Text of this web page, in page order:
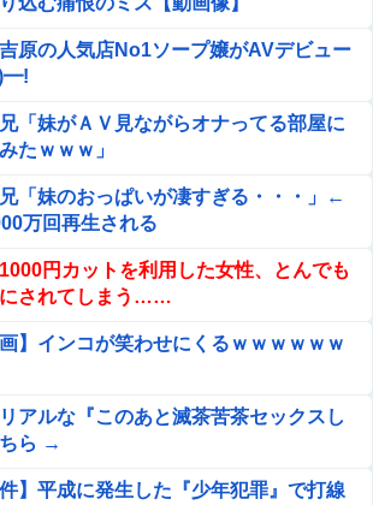
吉原の人気店No1ソープ嬢がAVデビュー
兄「妹がＡＶ見ながらオナってる部屋に
たｗｗｗ」
兄「妹のおっぱいが凄すぎる・・・」←
万回再生される
1000円カットを利用した女性、とんでも
されてしまう……
画】インコが笑わせにくるｗｗｗｗｗｗ
リアルな『このあと滅茶苦茶セックスし
ら →
件】平成に発生した『少年犯罪』で打線